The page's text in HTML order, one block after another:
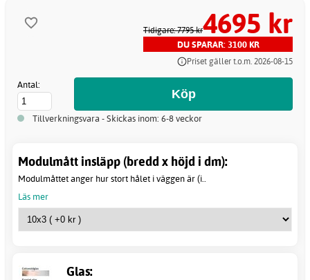
Tidigare: 7795 kr4695 kr
DU SPARAR: 3100 KR
Priset gäller t.o.m. 2026-08-15
Antal:
Tillverkningsvara - Skickas inom: 6-8 veckor
Modulmått insläpp (bredd x höjd i dm):
Modulmåttet anger hur stort hålet i väggen är (i..
Läs mer
Glas: